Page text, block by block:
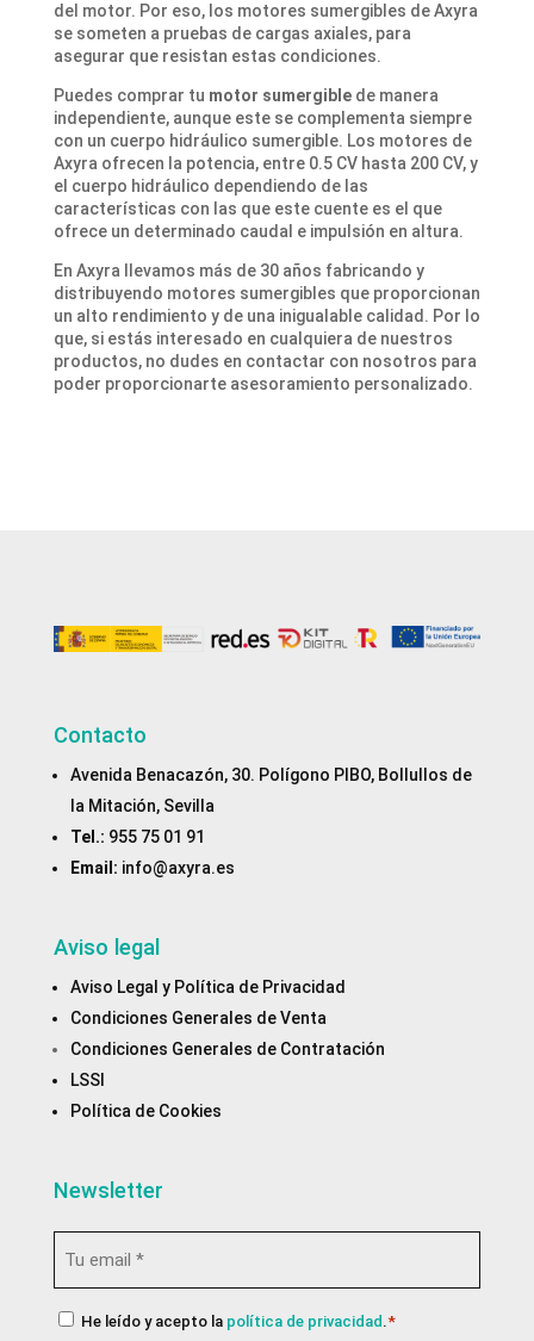
del motor. Por eso, los motores sumergibles de Axyra
se someten a pruebas de cargas axiales, para
asegurar que resistan estas condiciones.
Puedes comprar tu motor sumergiblede manera
independiente, aunque este se complementa siempre
con un cuerpo hidráulico sumergible. Los motores de
Axyra ofrecen la potencia, entre 0.5 CV hasta 200 CV, y
el cuerpo hidráulico dependiendo de las
características con las que este cuente es el que
ofrece un determinado caudal e impulsión en altura.
En Axyra llevamos más de 30 años fabricando y
distribuyendo motores sumergibles que proporcionan
un alto rendimiento y de una inigualable calidad. Por lo
que, si estás interesado en cualquiera de nuestros
productos, no dudes en contactar con nosotros para
poder proporcionarte asesoramiento personalizado.
Contacto
Avenida Benacazón, 30. Polígono PIBO, Bollullos de
la Mitación, Sevilla
Tel.: 955 75 01 91
Email: info@axyra.es
Aviso legal
Aviso Legal y Política de Privacidad
Condiciones Generales de Venta
Condiciones Generales de Contratación
LSSI
Política de Cookies
Newsletter
Consentimiento
He leído y acepto la política de privacidad . *